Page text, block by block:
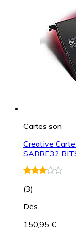
Cartes son
Creative
SABRE32
(3)
Dès
150,95 €